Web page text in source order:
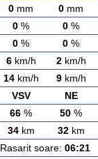
0 mm 0 mm
0 % 0 %
0 % 0 %
6km/h 2km/h
14km/h 9km/h
VSV NE
66 % 50 %
34km 32km
soare: 06:21